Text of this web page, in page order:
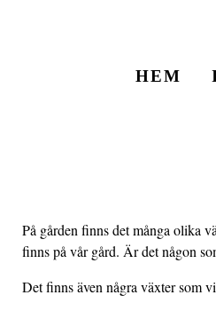
HEM
På gården finns det många olika
finns på vår gård. Är det någon
Det finns även några växter som